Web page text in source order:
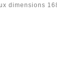
dimensions